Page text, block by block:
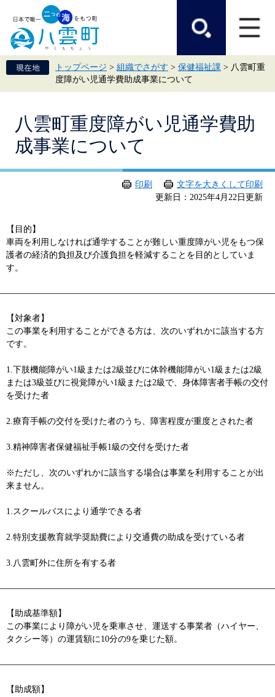
頭
で
飛
ば
て
トップページ > 組織でさがす > 保健福祉課 > 八雲町重
度障がい児通学費助成事業について
八雲町重度障がい児通学費助
成事業について
印刷
文字を大きくして印刷
更新日：2025年4月22日更新
【目的】
車両を利用しなければ通学することが難しい重度障がい児をもつ保
護者の経済的負担及び介護負担を軽減することを目的としていま
す。
【対象者】
この事業を利用することができる方は、次のいずれかに該当する方
です。
1.下肢機能障がい1級または2級並びに体幹機能障がい1級または2級
または3級並びに視覚障がい1級または2級で、身体障害者手帳の交付
を受けた者
2.療育手帳の交付を受けた者のうち、障害程度が重度とされた者
3.精神障害者保健福祉手帳1級の交付を受けた者
※ただし、次のいずれかに該当する場合は事業を利用することが出
来ません。
1.スクールバスにより通学できる者
2.特別支援教育就学奨励費により交通費の助成を受けている者
3.八雲町外に住所を有する者
【助成基準額】
この事業により障がい児を乗車させ、運送する事業者（ハイヤー、
タクシー等）の運賃額に10分の9を乗じた額。
【助成額】